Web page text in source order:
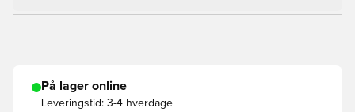
På lager online
Leveringstid: 3-4 hverdage